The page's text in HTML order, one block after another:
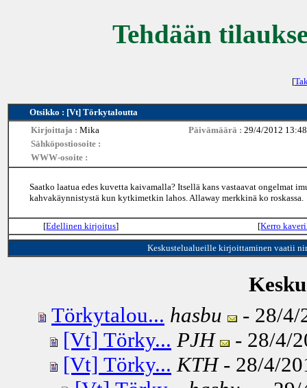
Tehdään
[
Otsikko : [Vt] Törkytaloutta
Kirjoittaja : Mika Päivämäärä : 29/4/2012
Sähköpostiosoite :
WWW-osoite :
Saatko laatua edes kuvetta kaivamalla? Itsellä kans vastaavat ongelmat
kahvakäynnistystä kun kytkimetkin lahos. Allaway merkkinä ko roskassa.
[Edellinen kirjoitus] [Kerro
Keskustelualueille kirjoittaminen vaatii
Törkytalou... hasbu
- 28/4/
[Vt] Törky... PJH
- 28/4/
[Vt] Törky... KTH- 28/4/